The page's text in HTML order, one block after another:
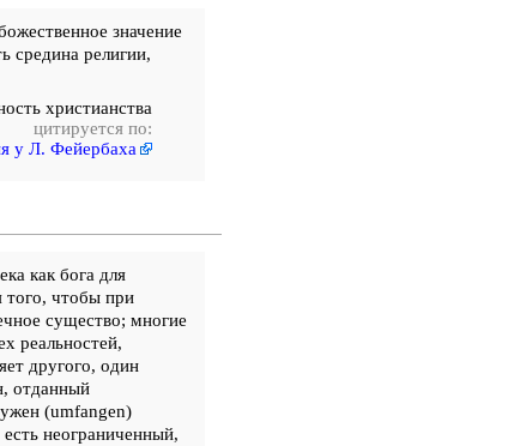
значение
средина религии,
христианства
цитируется по:
у Л. Фейербаха
как бога для
того, чтобы при
существо; многие
реальностей,
другого, один
отданный
(umfangen)
неограниченный,